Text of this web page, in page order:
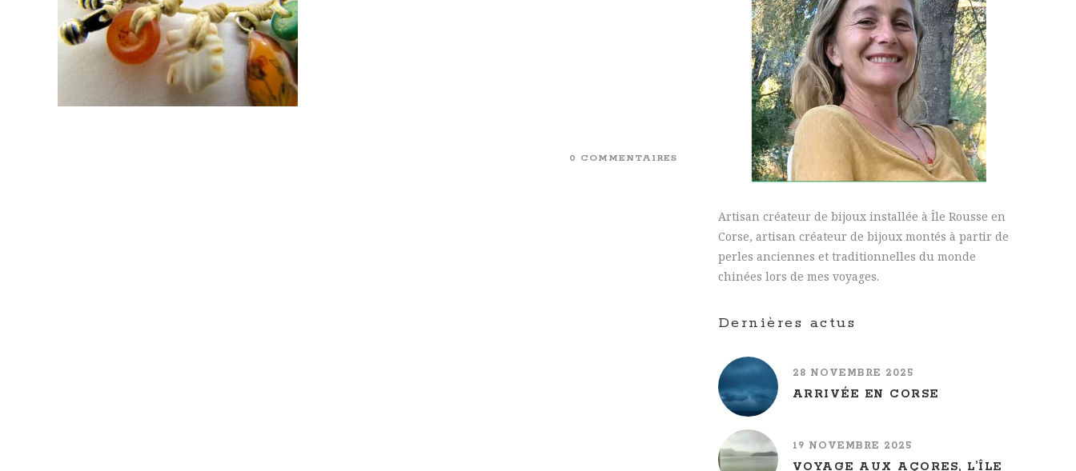
0 COMMENTAIRES
Artisan créateur de bijoux installée à Île Rousse en
Corse, artisan créateur de bijoux montés à partir de
perles anciennes et traditionnelles du monde
chinées lors de mes voyages.
Dernières actus
28 NOVEMBRE 2025
ARRIVÉE EN CORSE
19 NOVEMBRE 2025
VOYAGE AUX AÇORES, L’ÎLE